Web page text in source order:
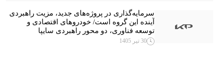
سرمایه‌گذاری در پروژه‌های جدید، مزیت راهبردی
آینده این گروه است/ خودروهای اقتصادی و
توسعه فناوری، دو محور راهبردی سایپا
30 تیر 1405